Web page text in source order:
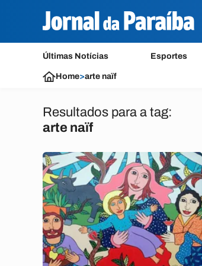
Últimas Notícias Esportes
Home>arte naïf
Resultados para a tag:
arte naïf